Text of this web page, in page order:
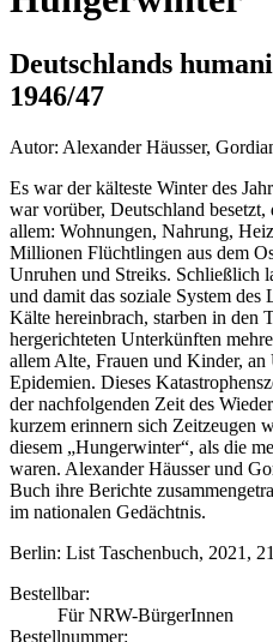
Deutschlands
1946/47
Autor: Alexander Häusser,
Es war der kälteste Winter des
war vorüber, Deutschland
allem: Wohnungen, Nahrung,
Millionen Flüchtlingen aus dem
Unruhen und Streiks. Schließlich
und damit das soziale System des
Kälte hereinbrach, starben in den
hergerichteten Unterkünften
allem Alte, Frauen und Kinder,
Epidemien. Dieses
der nachfolgenden Zeit des
kurzem erinnern sich Zeitzeugen
diesem „Hungerwinter“, als die
waren. Alexander Häusser und
Buch ihre Berichte
im nationalen Gedächtnis.
Berlin: List Taschenbuch, 2021,
Bestellbar:
Für NRW-BürgerInnen
Bestellnummer: